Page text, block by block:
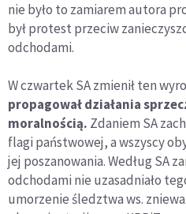
nie było to zamiarem autora
był protest przeciw
odchodami.
W czwartek SA zmienił ten
propagował działania
moralnością. Zdaniem SA
flagi państwowej, a wszyscy
jej poszanowania. Według SA
odchodami nie uzasadniało
umorzenie śledztwa ws.